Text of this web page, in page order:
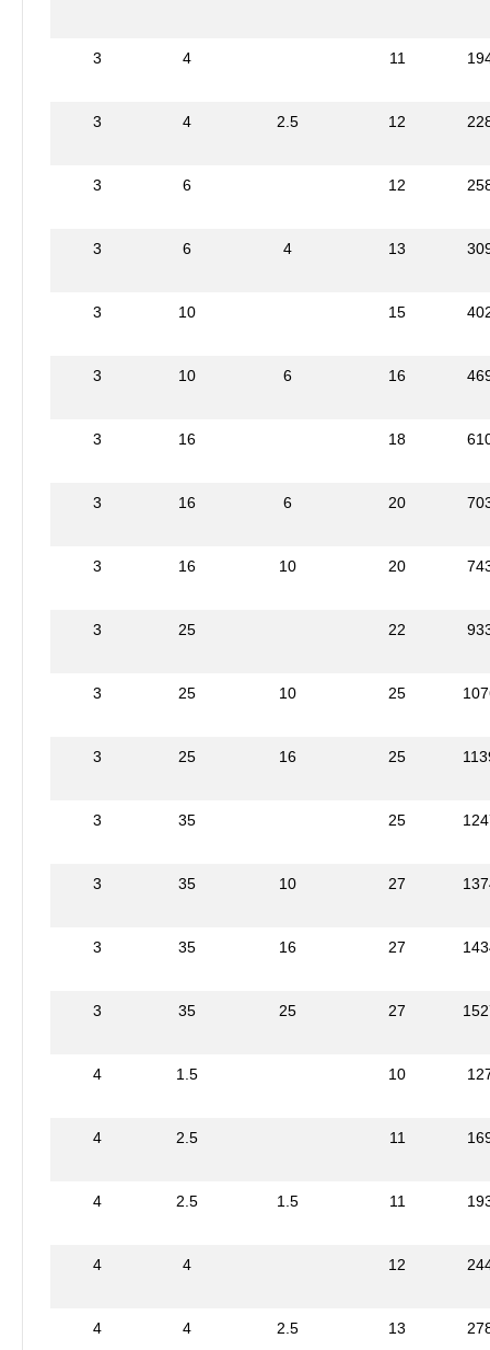
3 4 11
3 4 2.5 12
3 6 12
3 6 4 13
3 10 15
3 10 6 16
3 16 18
3 16 6 20
3 16 10 20
3 25 22
3 25 10 25
3 25 16 25
3 35 25
3 35 10 27
3 35 16 27
3 35 25 27
4 1.5 10
4 2.5 11
4 2.5 1.5 11
4 4 12
4 4 2.5 13